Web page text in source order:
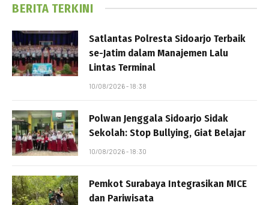
BERITA TERKINI
Satlantas Polresta Sidoarjo Terbaik
se-Jatim dalam Manajemen Lalu
Lintas Terminal
10/08/2026 - 18:38
Polwan Jenggala Sidoarjo Sidak
Sekolah: Stop Bullying, Giat Belajar
10/08/2026 - 18:30
Pemkot Surabaya Integrasikan MICE
dan Pariwisata